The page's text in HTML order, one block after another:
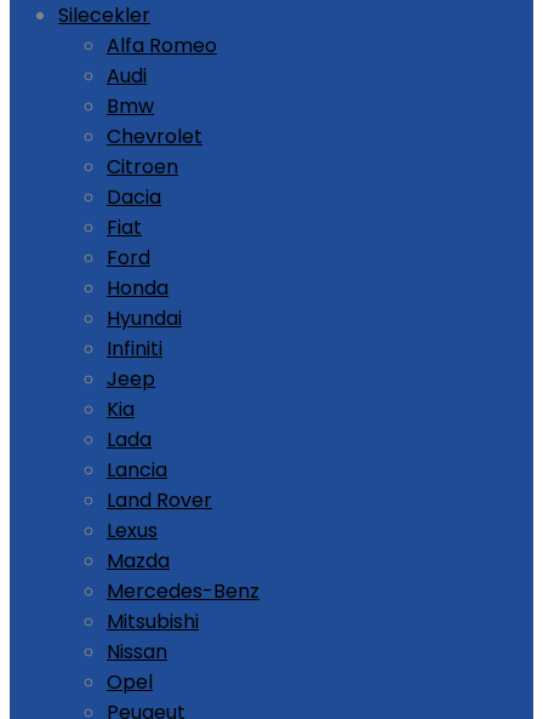
Silecekler
Alfa Romeo
Audi
Bmw
Chevrolet
Citroen
Dacia
Fiat
Ford
Honda
Hyundai
Infiniti
Jeep
Kia
Lada
Lancia
Land Rover
Lexus
Mazda
Mercedes-Benz
Mitsubishi
Nissan
Opel
Peugeut